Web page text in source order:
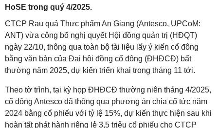
HoSE trong quý 4/2025.
CTCP Rau quả Thực phẩm An Giang (Antesco, UPCoM:
ANT) vừa công bố nghị quyết Hội đồng quản trị (HĐQT)
ngày 22/10, thông qua toàn bộ tài liệu lấy ý kiến cổ đông
bằng văn bản của Đại hội đồng cổ đông (ĐHĐCĐ) bất
thường năm 2025, dự kiến triển khai trong tháng 11 tới.
Theo tờ trình, tại kỳ họp ĐHĐCĐ thường niên tháng 4/2025,
cổ đông Antesco đã thông qua phương án chia cổ tức năm
2024 bằng cổ phiếu với tỷ lệ 15%, dự kiến thực hiện sau khi
hoàn tất phát hành riêng lẻ 3,5 triệu cổ phiếu cho CTCP